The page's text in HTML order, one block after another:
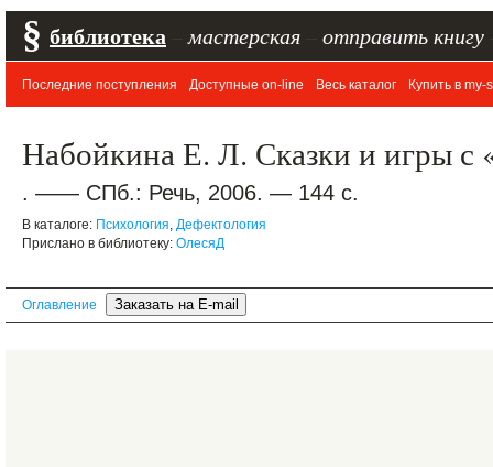
§ библиотека мастерская отправить книгу
Последние поступления Доступные on-line Весь каталог Купить в my-
Набойкина Е. Л. Сказки и игры с
. —— СПб.: Речь, 2006. — 144 с.
В каталоге: Психология, Дефектология
Прислано в библиотеку: ОлесяД
Оглавление